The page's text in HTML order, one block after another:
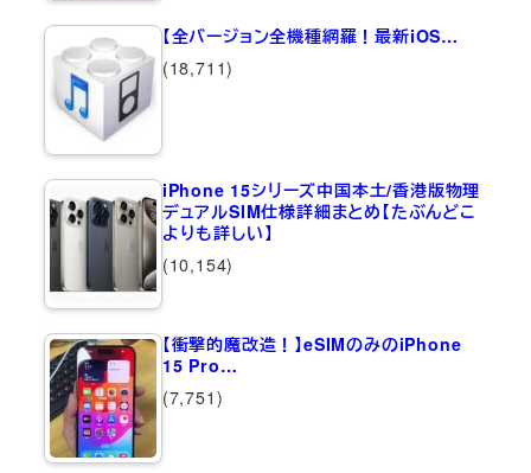
【全バージョン全機種網羅！最新iOS…
(18,711)
iPhone 15シリーズ中国本土/香港版物理
デュアルSIM仕様詳細まとめ【たぶんどこ
よりも詳しい】
(10,154)
【衝撃的魔改造！】eSIMのみのiPhone
15 Pro…
(7,751)